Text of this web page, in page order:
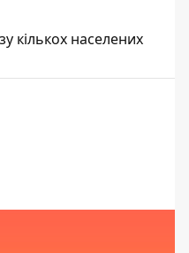
кількох населених